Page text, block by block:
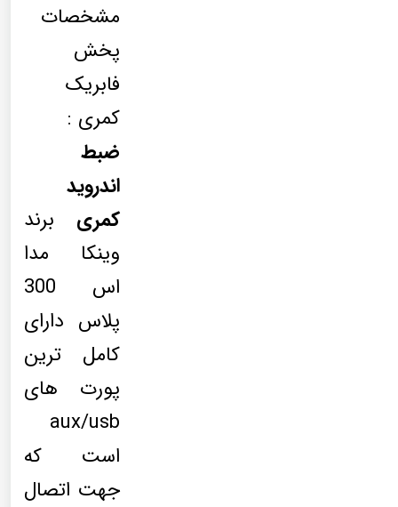
مشخصات
پخش
فابریک
کمری :
ضبط
اندروید
کمری برند
وینکا مدا
اس 300
پلاس دارای
کامل ترین
پورت های
aux/usb
است که
جهت اتصال